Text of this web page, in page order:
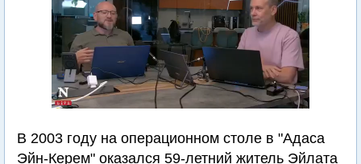
В 2003 году на операционном столе в "Адаса
Эйн-Керем" оказался 59-летний житель Эйлата